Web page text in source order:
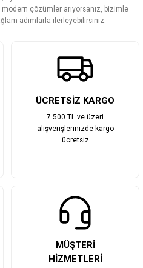
olmalı.
çözümler arıyorsanız, bizimle
adımlarla ilerleyebilirsiniz.
ÜCRETSİZ KARGO
7.500 TL ve üzeri
alışverişlerinizde kargo
ücretsiz
MÜŞTERİ
HİZMETLERİ